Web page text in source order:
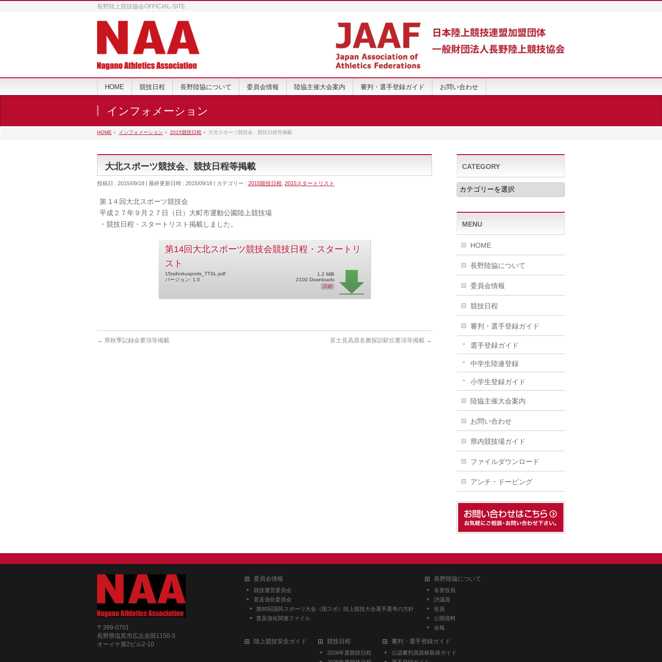
長野陸上競技協会OFFICIAL-SITE
HOME 競技日程 長野陸協について 委員会情報 陸協主催大会案内 審判・選手登録ガイド お問い合わせ
インフォメーション
HOME » インフォメーション » 2015競技日程 » 大北スポーツ競技会、競技日程等掲載
大北スポーツ競技会、競技日程等掲載
投稿日 : 2015/09/18 最終更新日時 : 2015/09/18 カテゴリー : 2015競技日程 2015スタートリスト
第 1４回大北スポーツ競技会
平成２７年９月２７日（日）大町市運動公園陸上競技場
・競技日程・スタートリスト掲載しました。
第14回大北スポーツ競技会競技日程・スタートリ
スト
15taihokusports_TTSL.pdf
バージョン: 1.0
1.2 MiB
2100 Downloads
詳細
← 県秋季記録会要項等掲載 富士見高原名勝探訪駅伝要項等掲載 →
CATEGORY
CATEGORY
MENU
HOME
長野陸協について
委員会情報
競技日程
審判・選手登録ガイド
選手登録ガイド
中学生陸連登録
小学生登録ガイド
陸協主催大会案内
お問い合わせ
県内競技場ガイド
ファイルダウンロード
アンチ・ドーピング
〒399-0701
長野県塩尻市広丘吉田1150-3
オーイケ第2ビル2-10
委員会情報
競技運営委員会
普及強化委員会
第80回国民スポーツ大会（国スポ）陸上競技大会選手選考の方針
普及強化関連ファイル
長野陸協について
名誉役員
評議員
役員
公開資料
会報
陸上競技安全ガイド 競技日程
2026年度競技日程
審判・選手登録ガイド
公認審判員資格取得ガイド